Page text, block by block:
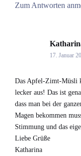
Zum Antworten
17. Januar
Das Apfel-Zimt-Müsli
lecker aus! Das ist
dass man bei der
Magen bekommen
Stimmung und das
Liebe Grüße
Katharina